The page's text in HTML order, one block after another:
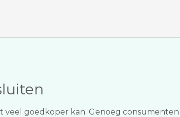
goedkoper kan. Genoeg consumenten